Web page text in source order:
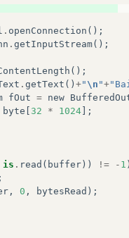
. openConnection ();
. getInputStream();
();
. getText () +" \n "+
fOut = new
byte 32 * 1024 ];
is . read ( buffer )) != - 1
;
, 0 , bytesRead );